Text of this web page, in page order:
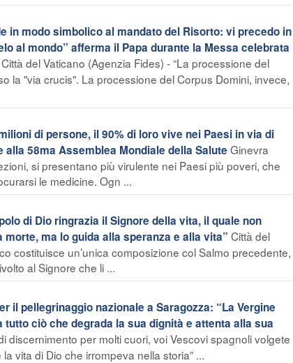
in modo simbolico al mandato del Risorto: vi precedo in
al mondo” afferma il Papa durante la Messa celebrata
Città del Vaticano (Agenzia Fides) - “La processione del
la "via crucis". La processione del Corpus Domini, invece,
di persone, il 90% di loro vive nei Paesi in via di
58ma Assemblea Mondiale della Salute Ginevra
si presentano più virulente nei Paesi più poveri, che
le medicine. Ogn ...
di Dio ringrazia il Signore della vita, il quale non
ma lo guida alla speranza e alla vita” Città del
costituisce un’unica composizione col Salmo precedente,
al Signore che li ...
il pellegrinaggio nazionale a Saragozza: “La Vergine
ciò che degrada la sua dignità e attenta alla sua
discernimento per molti cuori, voi Vescovi spagnoli volgete
vita di Dio che irrompeva nella storia” ...